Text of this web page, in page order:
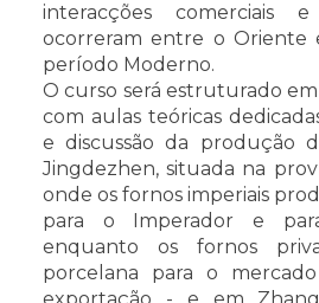
interacções comerciais
ocorreram entre o Oriente
período Moderno.
O curso será estruturado
com aulas teóricas
e discussão da produção
Jingdezhen, situada na
onde os fornos imperiais
para o Imperador e
enquanto os fornos
porcelana para o